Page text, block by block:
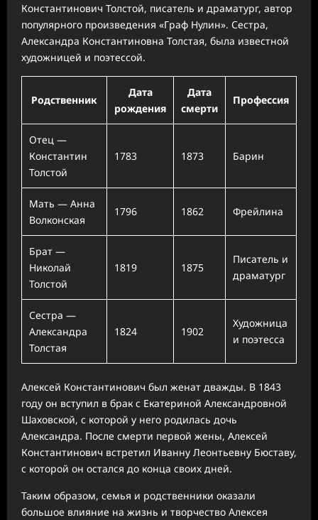
Константинович Толстой, писатель и драматург, автор
популярного произведения «Граф Нулин». Сестра,
Александра Константиновна Толстая, была известной
художницей и поэтессой.
Родственник
Дата
рождения
Дата
смерти
Профессия
Отец —
Константин
Толстой
1783 1873 Барин
Мать — Анна
Волконская
1796 1862 Фрейлина
Брат —
Николай
Толстой
1819 1875
Писатель и
драматург
Сестра —
Александра
Толстая
1824 1902
Художница
и поэтесса
Алексей Константинович был женат дважды. В 1843
году он вступил в брак с Екатериной Александровной
Шаховской, с которой у него родилась дочь
Александра. После смерти первой жены, Алексей
Константинович встретил Иванну Леонтьевну Бюставу,
с которой он остался до конца своих дней.
Таким образом, семья и родственники оказали
большое влияние на жизнь и творчество Алексея